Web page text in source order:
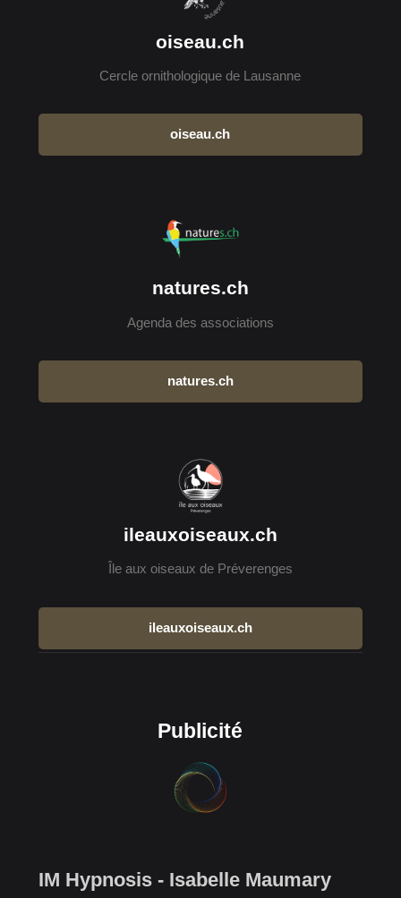
oiseau.ch
Cercle ornithologique de Lausanne
oiseau.ch
natures.ch
Agenda des associations
natures.ch
ileauxoiseaux.ch
Île aux oiseaux de Préverenges
ileauxoiseaux.ch
Publicité
IM Hypnosis - Isabelle Maumary